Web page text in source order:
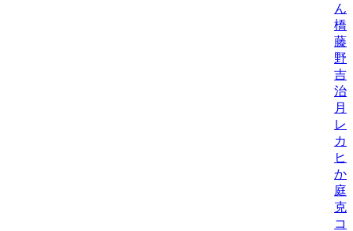
ん
橋
藤
野
吉
治/
月
レ
カ
ヒ
か
庭/
克
コ